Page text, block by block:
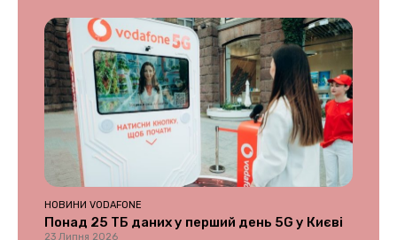
НОВИНИ VODAFONE
Понад 25 ТБ даних у перший день 5G у Києві
23 Липня 2026